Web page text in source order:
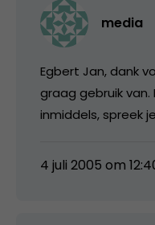
media
Egbert Jan, dank
graag gebruik
inmiddels, spreek
4 juli 2005 om